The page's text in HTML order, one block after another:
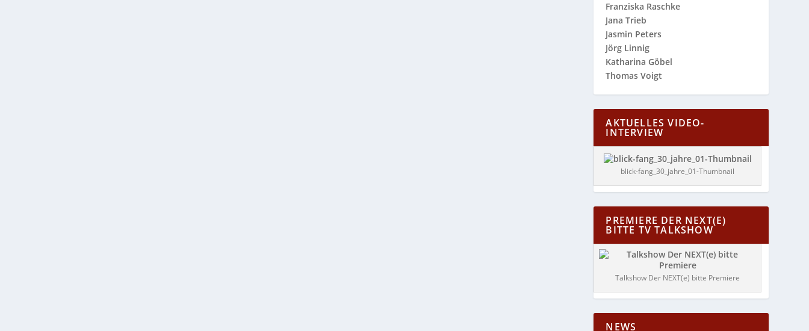
Franziska Raschke
Jana Trieb
Jasmin Peters
Jörg Linnig
Katharina Göbel
Thomas Voigt
AKTUELLES VIDEO-
INTERVIEW
blick-fang_30_jahre_01-Thumbnail
PREMIERE DER NEXT(E)
BITTE TV TALKSHOW
Talkshow Der NEXT(e) bitte Premiere
NEWS